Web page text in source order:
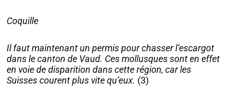
Coquille
Il faut maintenant un permis pour chasser l’escargot
dans le canton de Vaud. Ces mollusques sont en effet
en voie de disparition dans cette région, car les
Suisses courent plus vite qu’eux. (3)